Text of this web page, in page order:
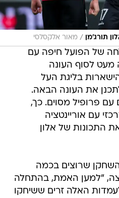
תורג'מן / מאור אלקסלסי
של הפועל חיפה עם
מעט לסוף העונה
בליגת העל
את העונה הבאה.
פרופיל מסוים. כך,
עם אוריינטציה
התכונות של אלון
שרוצים בכמה
"למען האמת, בהתחלה
האלה זרים ששיחקו